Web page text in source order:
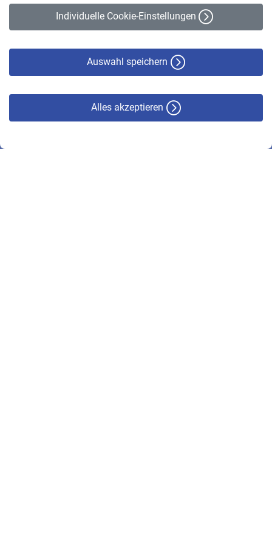
Individuelle Cookie-Einstellungen
Auswahl speichern
Alles akzeptieren
Erklärung zur Barrierefreiheit
© VBL 2026